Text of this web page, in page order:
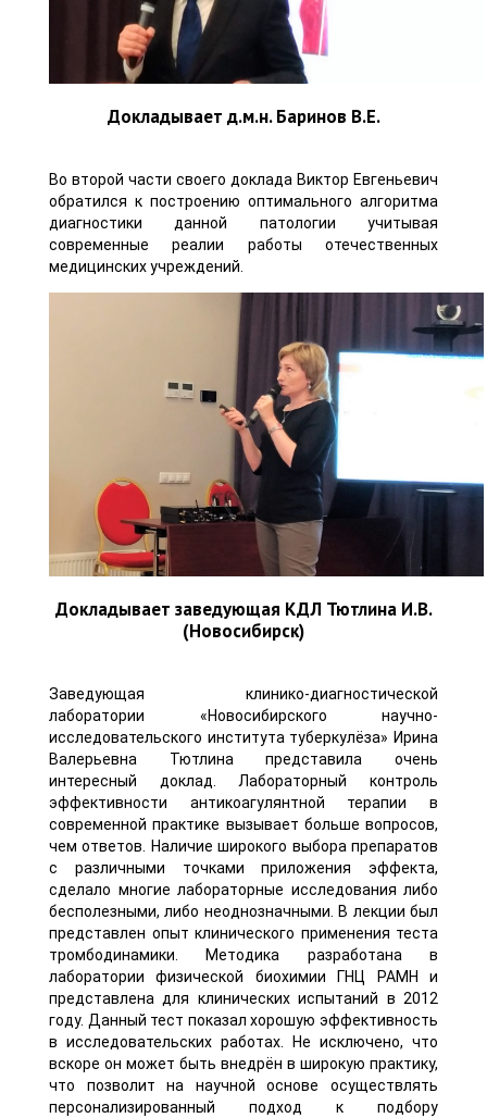
Докладывает д.м.н. Баринов В.Е.
Во второй части своего доклада Виктор Евгеньевич
обратился к построению оптимального алгоритма
диагностики данной патологии учитывая
современные реалии работы отечественных
медицинских учреждений.
Докладывает заведующая КДЛ Тютлина И.В.
(Новосибирск)
Заведующая клинико-диагностической
лаборатории «Новосибирского научно-
исследовательского института туберкулёза» Ирина
Валерьевна Тютлина представила очень
интересный доклад. Лабораторный контроль
эффективности антикоагулянтной терапии в
современной практике вызывает больше вопросов,
чем ответов. Наличие широкого выбора препаратов
с различными точками приложения эффекта,
сделало многие лабораторные исследования либо
бесполезными, либо неоднозначными. В лекции был
представлен опыт клинического применения теста
тромбодинамики. Методика разработана в
лаборатории физической биохимии ГНЦ РАМН и
представлена для клинических испытаний в 2012
году. Данный тест показал хорошую эффективность
в исследовательских работах. Не исключено, что
вскоре он может быть внедрён в широкую практику,
что позволит на научной основе осуществлять
персонализированный подход к подбору